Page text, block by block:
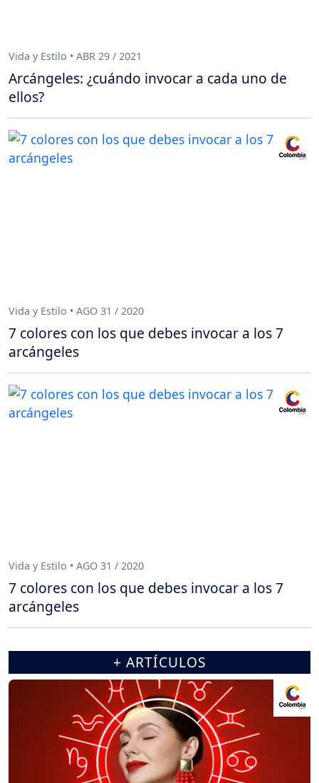
Vida y Estilo • ABR 29 / 2021
Arcángeles: ¿cuándo invocar a cada uno de
ellos?
Vida y Estilo • AGO 31 / 2020
7 colores con los que debes invocar a los 7
arcángeles
Vida y Estilo • AGO 31 / 2020
7 colores con los que debes invocar a los 7
arcángeles
+ ARTÍCULOS